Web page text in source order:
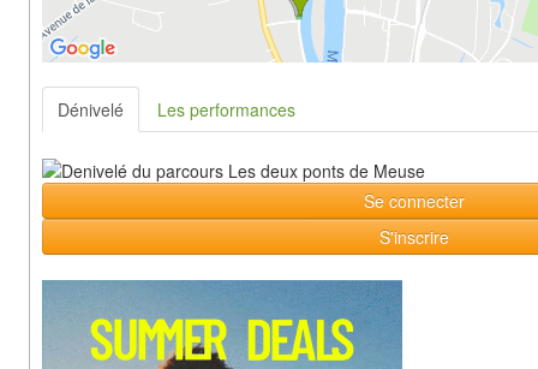
Dénivelé Les performances
Se connecter
S'inscrire